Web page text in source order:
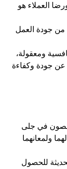
العملاء هو
من جودة العمل
ومعقولة،
عن جودة وكفاءة
في جلى
ولمعانهما
للحصول